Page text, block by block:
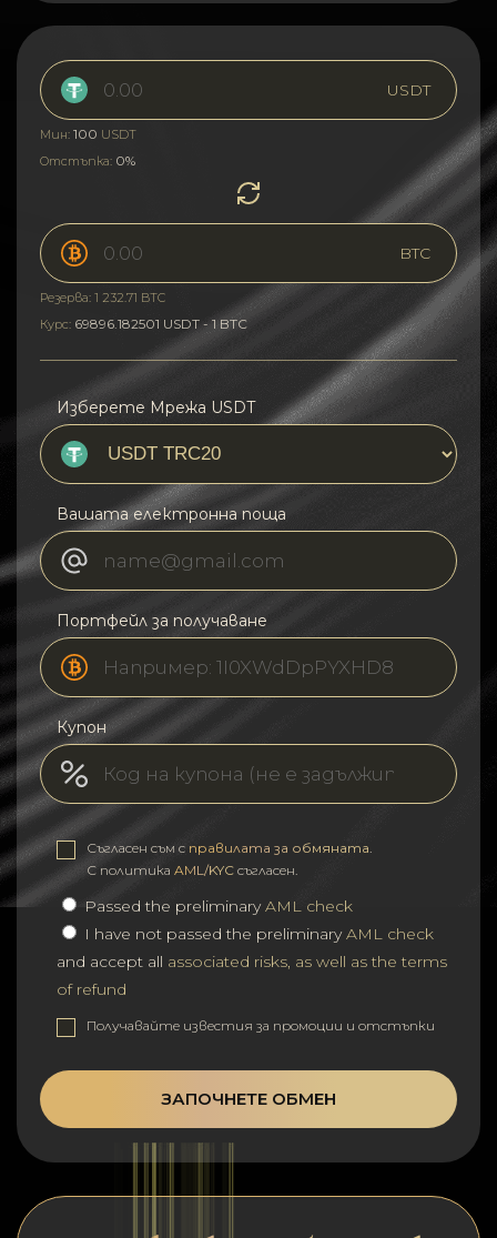
USDT
Мин: 100 USDT
Отстъпка: 0%
BTC
Резерва: 1 232.71 BTC
Курс: 69896.182501 USDT - 1 BTC
Изберете Мрежа USDT
Вашата електронна поща
Портфейл за получаване
Купон
Съгласен съм с правилата за обмяната
С политика AML/KYC съгласен.
Passed the preliminaryAML check
I have not passed the preliminaryAML check
and accept all associated risks, as well as the terms
of refund
Получавайте известия за промоции и отстъпки
ЗАПОЧНЕТЕ ОБМЕН